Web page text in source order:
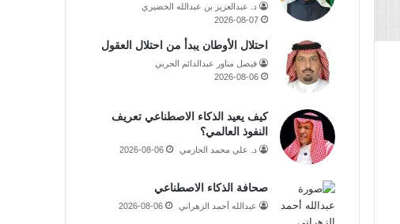
د. عبدالعزيز بن عبدالله الخضيري
2026-08-07
احتلال الأوطان يبدأ من احتلال العقول
فيصل مناور عبدالدائم الحربي
2026-08-06
كيف يعيد الذكاء الاصطناعي تعريف
النفوذ العالمي؟
د. علي محمد الحازمي 2026-08-06
صحافة الذكاء الاصطناعي
عبدالله أحمد الزهراني 2026-08-06